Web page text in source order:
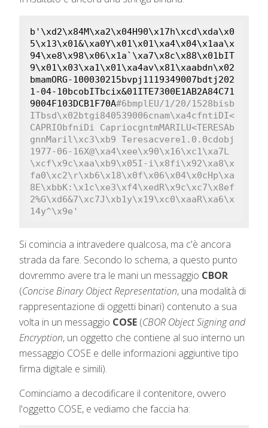
b'\xd2\x84M\xa2\x04H90\x17h\xcd\xda\x0
5\x13\x01&\xa0Y\x01\x01\xa4\x04\x1aa\x
94\xe8\x98\x06\x1a`\xa7\x8c\x88\x01bIT
9\x01\x03\xa1\x01\xa4av\x81\xaabdn\x02
bmamORG-100030215bvpj1119349007bdtj202
1-04-10bcobITbcix&01ITE7300E1AB2A84C71
9004F103DCB1F70A#6bmplEU/1/20/1528bisb
ITbsd\x02btgi840539006cnam\xa4cfntiDI<
CAPRIObfniDi CapriocgntmMARILU<TERESAb
gnnMaril\xc3\xb9 Teresacvere1.0.0cdobj
1977-06-16X@\xa4\xee\x90\x16\xc1\xa7L
\xcf\x9c\xaa\xb9\x05I-i\x8fi\x92\xa8\x
fa0\xc2\r\xb6\x18\x0f\x06\x04\x0cHp\xa
8E\xbbK:\x1c\xe3\xf4\xedR\x9c\xc7\x8ef
2%G\xd6&7\xc7J\xb1y\x19\xc0\xaaR\xa6\x
14y^\x9e'
Si comincia a intravedere qualcosa, ma c'è ancora
strada da fare. Secondo lo schema, a questo punto
dovremmo avere tra le mani un messaggio CBOR
(Concise Binary Object Representation, una modalità di
rappresentazione di oggetti binari) contenuto a sua
volta in un messaggio COSE (CBOR Object Signing and
Encryption, un oggetto che contiene al suo interno un
messaggio COSE e delle informazioni aggiuntive tipo
firma digitale e simili).
Cominciamo a decodificare il contenitore, ovvero
l'oggetto COSE, e vediamo che faccia ha: